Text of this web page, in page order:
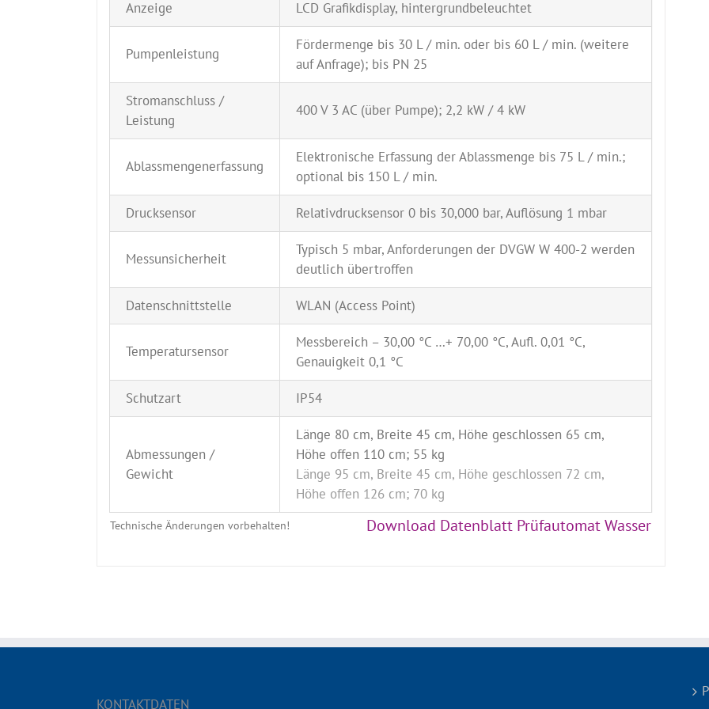
Anzeige LCD Grafikdisplay, hintergrundbeleuchtet
Pumpenleistung
Fördermenge bis 30 L / min. oder bis 60 L / min. (weitere
auf Anfrage); bis PN 25
Stromanschluss /
Leistung
400 V 3 AC (über Pumpe); 2,2 kW / 4 kW
Ablassmengenerfassung
Elektronische Erfassung der Ablassmenge bis 75 L / min.;
optional bis 150 L / min.
Drucksensor Relativdrucksensor 0 bis 30,000 bar, Auflösung 1 mbar
Messunsicherheit
Typisch 5 mbar, Anforderungen der DVGW W 400-2 werden
deutlich übertroffen
Datenschnittstelle WLAN (Access Point)
Temperatursensor
Messbereich – 30,00 °C …+ 70,00 °C, Aufl. 0,01 °C,
Genauigkeit 0,1 °C
Schutzart IP54
Abmessungen /
Gewicht
Länge 80 cm, Breite 45 cm, Höhe geschlossen 65 cm,
Höhe offen 110 cm; 55 kg
Länge 95 cm, Breite 45 cm, Höhe geschlossen 72 cm,
Höhe offen 126 cm; 70 kg
Technische Änderungen vorbehalten! Download Datenblatt Prüfautomat Wasser
KONTAKTDATEN